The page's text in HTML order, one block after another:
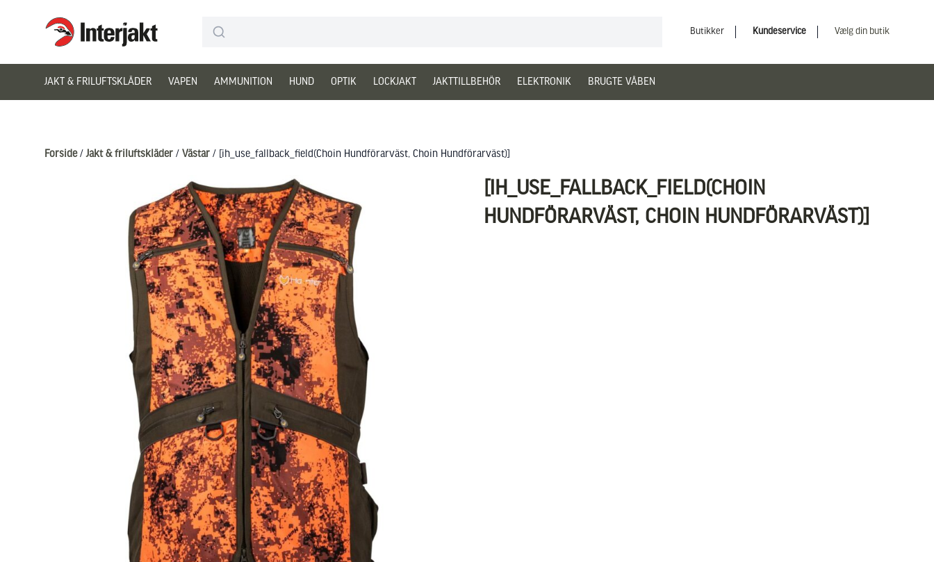
Interjakt DK
Butikker Kundeservice Vælg din butik
JAKT & FRILUFTSKLÄDER VAPEN AMMUNITION HUND OPTIK LOCKJAKT JAKTTILLBEHÖR ELEKTRONIK BRUGTE VÅBEN
Forside/Jakt & friluftskläder / Västar / [ih_use_fallback_field(Choin Hundförarväst, Choin Hundförarväst)]
[IH_USE_FALLBACK_FIELD(CHOIN
HUNDFÖRARVÄST, CHOIN HUNDFÖRARVÄST)]